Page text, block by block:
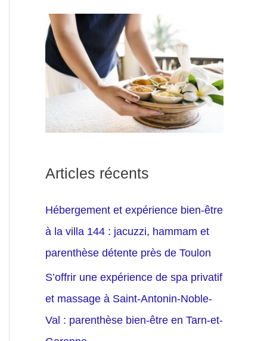
Articles récents
Hébergement et expérience bien-être
à la villa 144 : jacuzzi, hammam et
parenthèse détente près de Toulon
S’offrir une expérience de spa privatif
et massage à Saint-Antonin-Noble-
Val : parenthèse bien-être en Tarn-et-